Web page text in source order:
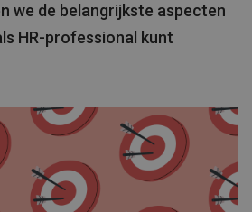
we de belangrijkste aspecten
HR-professional kunt